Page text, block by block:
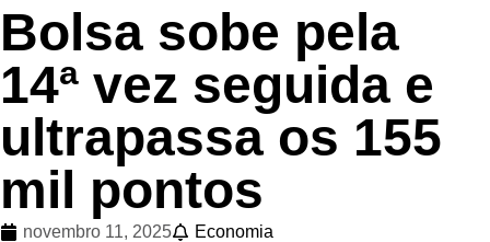
Bolsa sobe pela
14ª vez seguida e
ultrapassa os 155
mil pontos
novembro 11, 2025
Economia